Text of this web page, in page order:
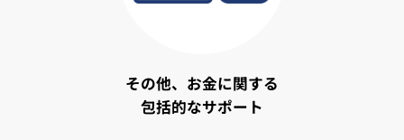
その他、お金に関する
包括的なサポート